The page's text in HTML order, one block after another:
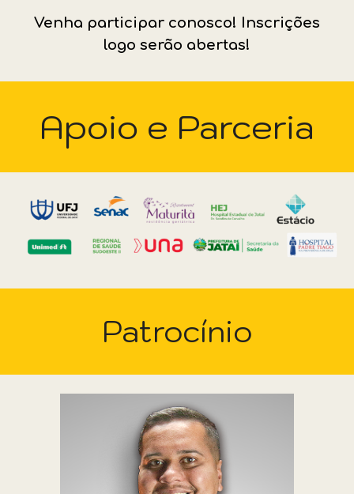
Venha participar conosco! Inscrições
logo serão abertas!
Apoio e Parceria
Patrocínio